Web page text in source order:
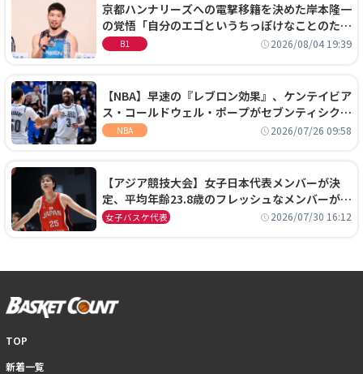
京都ハンナリーズへの電撃移籍を決めた岸本隆一
の覚悟「自分のエゴというちっぽけなことのため
に、京都に来たわけではない」
B1 2026/08/04 19:39
【NBA】早速の『レブロン効果』、ケンテイビア
ス・コールドウェル・ポープがセブンティシクサ
ーズに1年契約で加入
NBA 2026/07/26 09:58
【アジア競技大会】女子日本代表メンバーが決
定、平均年齢23.8歳のフレッシュなメンバーが日
本開催の大舞台で頂点を狙う
女子バスケ代表 2026/07/30 16:12
TOP
新着一覧